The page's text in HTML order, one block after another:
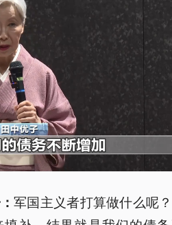
军国主义者打算做什么呢